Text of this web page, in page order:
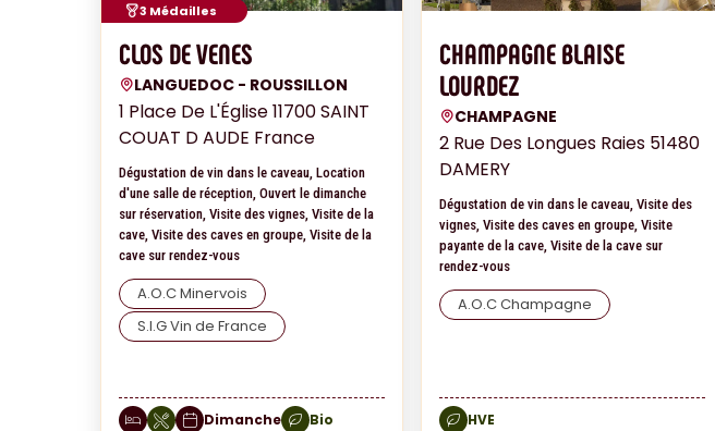
CLOS DE VENES
3 Médailles
LANGUEDOC - ROUSSILLON
1 Place De L'Église 11700 SAINT
COUAT D AUDE France
Dégustation de vin dans le caveau, Location
d'une salle de réception, Ouvert le dimanche
sur réservation, Visite des vignes, Visite de la
cave, Visite des caves en groupe, Visite de la
cave sur rendez-vous
A.O.C Minervois
S.I.G Vin de France
Dimanche Bio
CHAMPAGNE BLAISE
LOURDEZ
CHAMPAGNE
2 Rue Des Longues Raies 51480
DAMERY
Dégustation de vin dans le caveau, Visite des
vignes, Visite des caves en groupe, Visite
payante de la cave, Visite de la cave sur
rendez-vous
A.O.C Champagne
HVE